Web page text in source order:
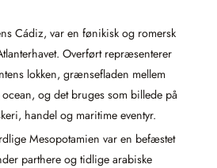
Cádiz, var en fønikisk og romersk
Overført repræsenterer
lokken, grænsefladen mellem
og det bruges som billede på
handel og maritime eventyr.
Mesopotamien var en befæstet
parthere og tidlige arabiske